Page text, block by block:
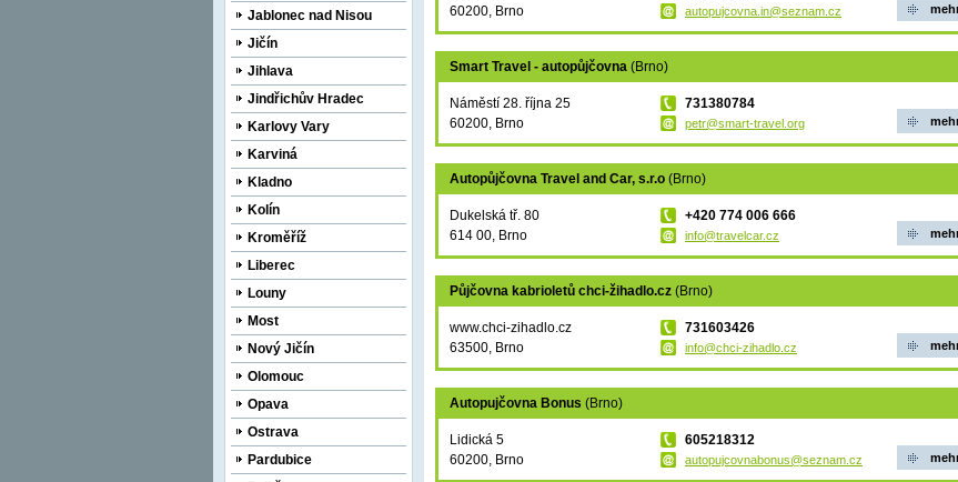
Jablonec nad Nisou
Jičín
Jihlava
Jindřichův Hradec
Karlovy Vary
Karviná
Kladno
Kolín
Kroměříž
Liberec
Louny
Most
Nový Jičín
Olomouc
Opava
Ostrava
Pardubice
60200, Brno
autopujcovna.in@seznam.cz
Smart Travel - autopůjčovna (Brno)
Náměstí 28. října 25
60200, Brno
731380784
petr@smart-travel.org
Autopůjčovna Travel and Car, s.r.o (Brno)
Dukelská tř. 80
614 00, Brno
+420 774 006 666
info@travelcar.cz
Půjčovna kabrioletů chci-žihadlo.cz (Brno)
www.chci-zihadlo.cz
63500, Brno
731603426
info@chci-zihadlo.cz
Autopujčovna Bonus (Brno)
Lidická 5
60200, Brno
605218312
autopujcovnabonus@seznam.cz